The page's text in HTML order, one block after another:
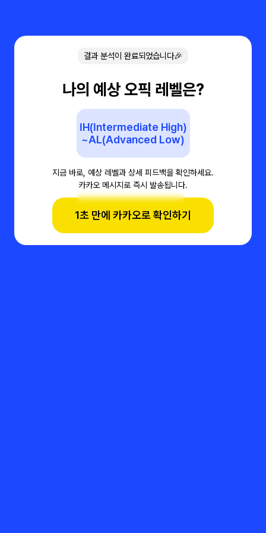
결과 분석이 완료되었습니다🎉
나의 예상 오픽 레벨은?
IH(Intermediate High)
~AL(Advanced Low)
지금 바로, 예상 레벨과 상세 피드백을 확인하세요.
카카오 메시지로 즉시 발송됩니다.
1초 만에 카카오로 확인하기